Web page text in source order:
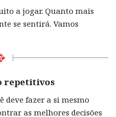
a jogar. Quanto mais
se sentirá. Vamos
repetitivos
deve fazer a si mesmo
as melhores decisões